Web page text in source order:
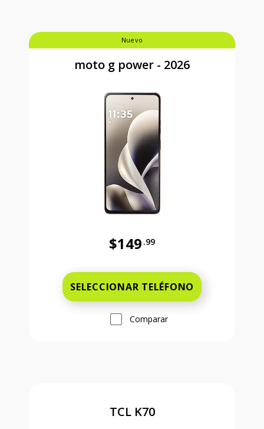
Nuevo
moto g power - 2026
$149 .99
SELECCIONAR TELÉFONO
Comparar
TCL K70